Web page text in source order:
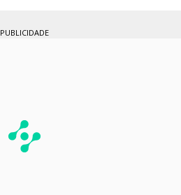
PUBLICIDADE